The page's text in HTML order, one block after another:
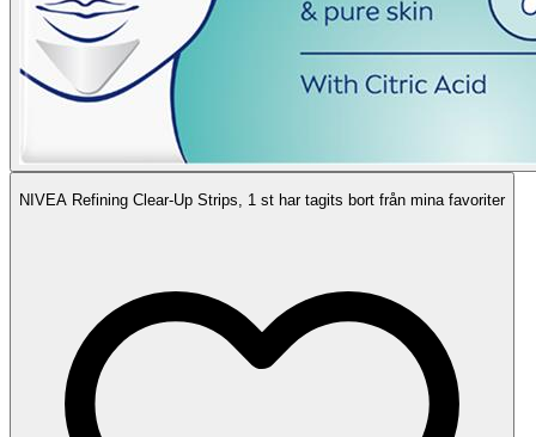
NIVEA Refining Clear-Up Strips, 1 st har tagits bort från mina favoriter